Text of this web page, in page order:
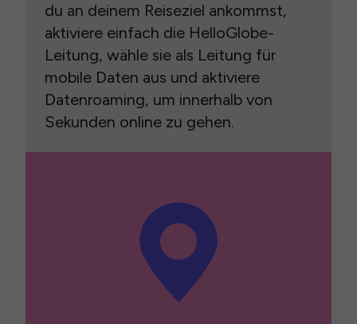
du an deinem Reiseziel ankommst,
aktiviere einfach die HelloGlobe-
Leitung, wähle sie als Leitung für
mobile Daten aus und aktiviere
Datenroaming, um innerhalb von
Sekunden online zu gehen.